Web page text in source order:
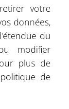
OpenStreetMap©CartoDB
votre
données,
du
modifier
plus de
de